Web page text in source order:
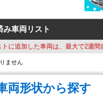
み車両リスト
に追加した車両は、最大で2週間
ません
両形状から探す